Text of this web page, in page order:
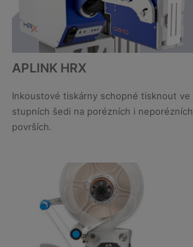
DETAIL
APLINK HRX
Inkoustové tiskárny schopné tisknout ve
stupních šedi na porézních i neporézních
površích.